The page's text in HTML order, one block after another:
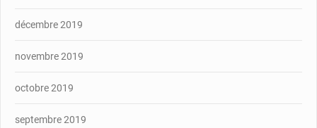
décembre 2019
novembre 2019
octobre 2019
septembre 2019